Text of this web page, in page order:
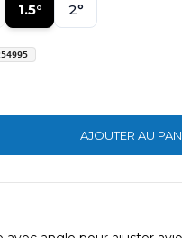
1.5° 2°
AJOUTER AU